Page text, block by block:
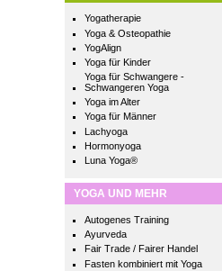
Yogatherapie
Yoga & Osteopathie
YogAlign
Yoga für Kinder
Yoga für Schwangere -
Schwangeren Yoga
Yoga im Alter
Yoga für Männer
Lachyoga
Hormonyoga
Luna Yoga®
YOGA UND MEHR
Autogenes Training
Ayurveda
Fair Trade / Fairer Handel
Fasten kombiniert mit Yoga